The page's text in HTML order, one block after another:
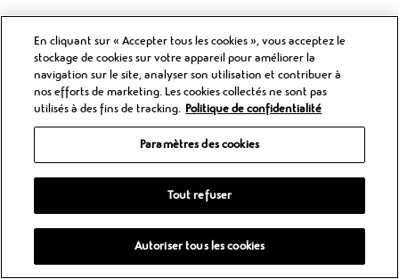
En cliquant sur « Accepter tous les cookies », vous acceptez le
stockage de cookies sur votre appareil pour améliorer la
navigation sur le site, analyser son utilisation et contribuer à
nos efforts de marketing. Les cookies collectés ne sont pas
utilisés à des fins de tracking. Politique de confidentialité
Paramètres des cookies
Tout refuser
Autoriser tous les cookies